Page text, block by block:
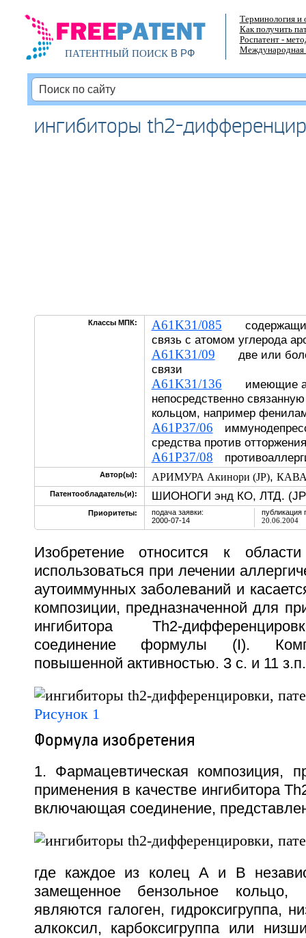
ПАТЕНТНЫЙ ПОИСКВ РФ
Терминология и
Как получить
Роспатент -
Международная
ингибиторы th2-
Классы МПК: A61K31/085
связь с атомом углерода
A61K31/09 две или
связи
A61K31/136 имеющие
непосредственно
кольцом, например
A61P37/06
средства против
A61P37/08
Автор(ы): АРИМУРА Акинори (JP),
Патентообладатель(и): ШИОНОГИ энд КО, ЛТД.
Приоритеты:
подача заявки:
2000-07-14
публикация
20.06.2004
Изобретение относится к
использоваться при лечении
аутоиммунных заболеваний и
композиции, предназначенной для
ингибитора Th2-
соединение формулы (I).
повышенной активностью. 3 с. и 11
Рисунок 1
Формула изобретения
1. Фармацевтическая композиция,
применения в качестве ингибитора
включающая соединение,
где каждое из колец А и В
замещенное бензольное кольцо,
являются галоген, гидроксигруппа,
алкоксил, карбоксигруппа или